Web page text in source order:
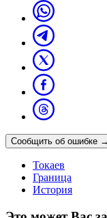
Сообщить об ошибке →
Токаев
Граница
История